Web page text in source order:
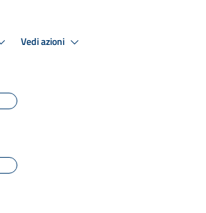
Vedi azioni